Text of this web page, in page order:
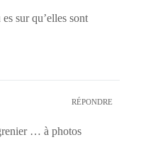
sur qu’elles sont
RÉPONDRE
… à photos